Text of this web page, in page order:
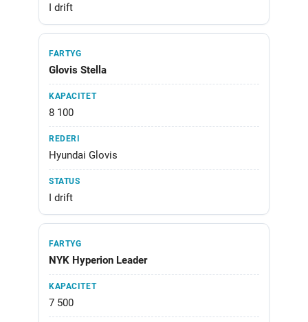
I drift
Glovis Stella
8 100
Hyundai Glovis
I drift
NYK Hyperion Leader
7 500